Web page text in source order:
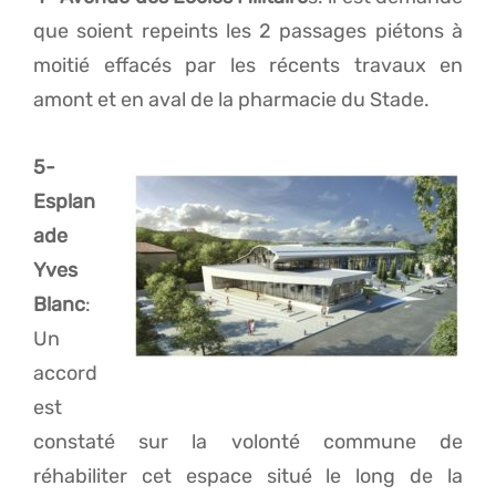
que soient repeints les 2 passages piétons à
moitié effacés par les récents travaux en
amont et en aval de la pharmacie du Stade.
5-
Esplan
ade
Yves
Blanc:
Un
accord
est
constaté sur la volonté commune de
réhabiliter cet espace situé le long de la